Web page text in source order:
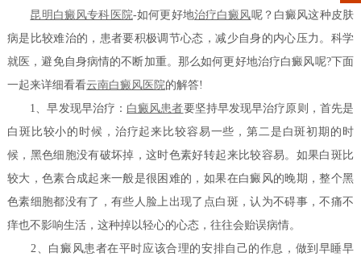
昆明白癜风专科医院-如何更好地治疗白癜风呢？白癜风这种皮肤
病是比较难治的，患者要积极调节心态，减少自身的内心压力。科学
就医，避免自身病情的不断加重。那么如何更好地治疗白癜风呢?下面
一起来详细看看云南白癜风医院的解答!
1、早发现早治疗： 白癜风患者要坚持早发现早治疗原则，首先是
白斑比较小的时候，治疗起来比较容易一些，第二是白斑初期的时
候，黑色细胞没有破坏掉，这时色素好转起来比较容易。如果白斑比
较大，色素合成起来一般是很困难的，如果在白癜风的晚期，整个黑
色素细胞都没有了，有些人脸上出现了点白斑，认为不碍事，不痛不
痒也不影响生活，这种掉以轻心的心态，往往会贻误病情。
2、白癜风患者在平时应该合理的安排自己的作息，做到早睡早